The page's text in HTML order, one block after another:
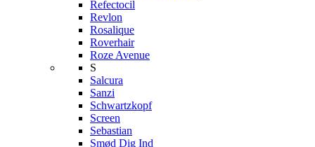
Refectocil
Revlon
Rosalique
Roverhair
Roze Avenue
S
Salcura
Sanzi
Schwartzkopf
Screen
Sebastian
Smød Dig Ind